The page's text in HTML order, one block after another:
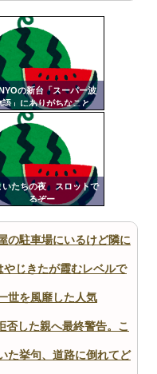
械が壊れるんだけどさ
いうのでいいんだよ」
の新台「スーパー波
語」にありがちなこと
いたちの夜 スロットで
るぞー
の駐車場にいるけど隣に
じきたが霞むレベルで
世を風靡した人気
否した親へ最終警告。こ
た挙句、道路に倒れてど